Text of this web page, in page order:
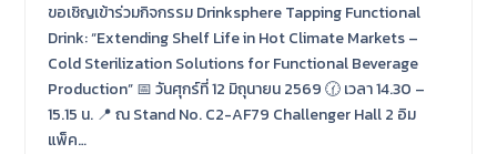
ขอเชิญเข้าร่วมกิจกรรม Drinksphere Tapping Functional
Drink: “Extending Shelf Life in Hot Climate Markets –
Cold Sterilization Solutions for Functional Beverage
Production” 📅 วันศุกร์ที่ 12 มิถุนายน 2569 🕜 เวลา 14.30 –
15.15 น. 📍 ณ Stand No. C2-AF79 Challenger Hall 2 อิม
แพ็ค…